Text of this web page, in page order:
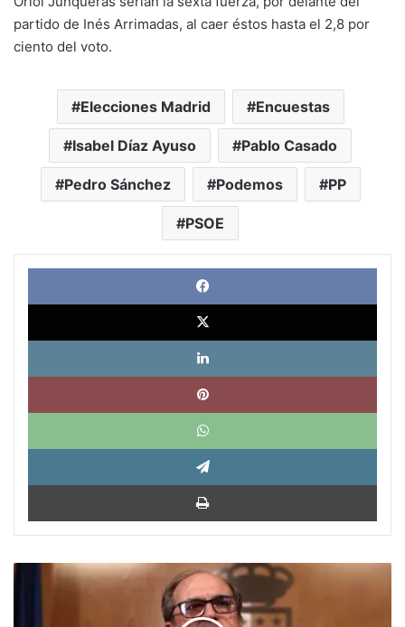
partido de Inés Arrimadas, al caer éstos hasta el 2,8 por
ciento del voto.
Elecciones Madrid Encuestas
Isabel Díaz Ayuso Pablo Casado
Pedro Sánchez Podemos PP
PSOE
X
¿Cuánto